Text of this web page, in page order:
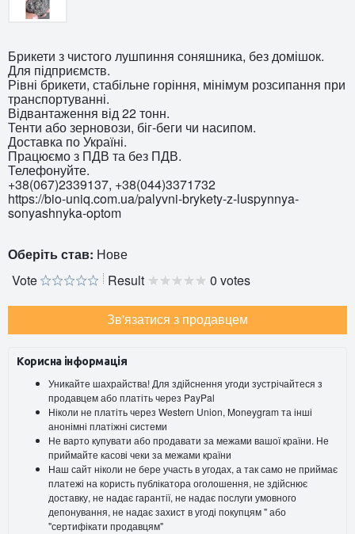
Брикети з чистого лушпиння соняшника, без домішок.
Для підприємств.
Рівні брикети, стабільне горіння, мінімум розсипання при
транспортуванні.
Відвантаження від 22 тонн.
Тенти або зерновози, біг-беги чи насипом.
Доставка по Україні.
Працюємо з ПДВ та без ПДВ.
Телефонуйте.
+38(067)2339137, +38(044)3371732
https://bio-uniq.com.ua/palyvni-brykety-z-luspynnya-
sonyashnyka-optom
Оберіть став: Нове
Vote
Result 0 votes
Зв'язатися з продавцем
Корисна інформація
Уникайте шахрайства! Для здійснення угоди зустрічайтеся з
продавцем або платіть через PayPal
Ніколи не платіть через Western Union, Moneygram та інші
анонімні платіжні системи
Не варто купувати або продавати за межами вашої країни. Не
приймайте касові чеки за межами країни
Наш сайт ніколи не бере участь в угодах, а так само не приймає
платежі на користь публікатора оголошення, не здійснює
доставку, не надає гарантії, не надає послуги умовного
депонування, не надає захист в угоді покупцям " або
"сертифікати продавцям"